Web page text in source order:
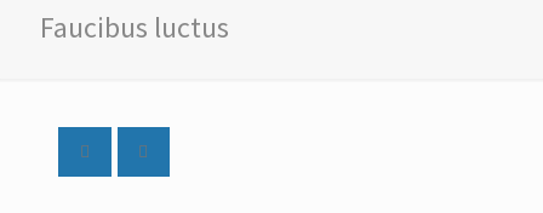
Faucibus luctus